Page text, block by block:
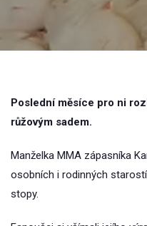
Poslední měsíce pro ni
růžovým sadem.
Manželka MMA zápasníka
osobních i rodinných
stopy.